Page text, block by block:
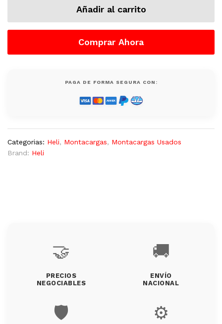
Sentado,
Dual,
70
Añadir al carrito
Comprar Ahora
PAGA DE FORMA SEGURA CON:
Categorias: Heli, Montacargas, Montacargas Usados
Brand: Heli
🤝
PRECIOS
NEGOCIABLES
🚚
ENVÍO
NACIONAL
🛡️ ⚙️